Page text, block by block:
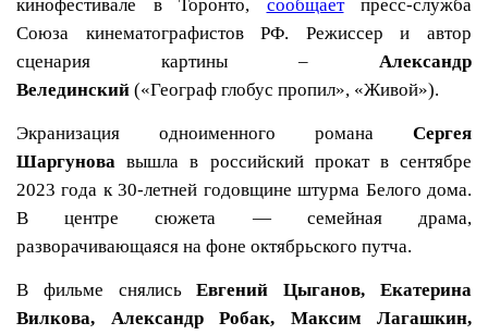
кинофестивале в Торонто, сообщаетпресс-служба
Союза кинематографистов РФ. Режиссер и автор
сценария картины – Александр
Велединский («Географ глобус пропил», «Живой»).
Экранизация одноименного романа Сергея
Шаргунова вышла в российский прокат в сентябре
2023 года к 30-летней годовщине штурма Белого дома.
В центре сюжета — семейная драма,
разворачивающаяся на фоне октябрьского путча.
В фильме снялисьЕвгений Цыганов, Екатерина
Вилкова, Александр Робак, Максим Лагашкин,